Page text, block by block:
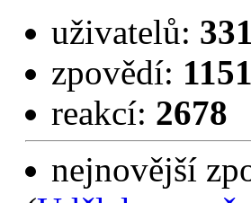
Globální
uživatelů:331
zpovědí:1151
reakcí:2678